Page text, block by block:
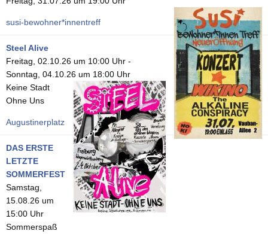
susi-bewohner*innentreff
Steel Alive
Freitag, 02.10.26 um 10:00 Uhr -
Sonntag, 04.10.26 um 18:00 Uhr
Keine Stadt
Ohne Uns
Augustinerplatz
DAS ERSTE
LETZTE
SOMMERFEST
Samstag,
15.08.26 um
15:00 Uhr
Sommerspaß